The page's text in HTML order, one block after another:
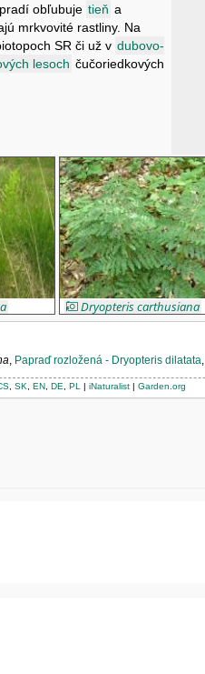
obľubuje tieň a
mrkvovité rastliny. Na
SR či už v dubovo-
lesoch čučoriedkových
Dryopteris carthusiana
, Papraď rozložená - Dryopteris dilatata,
,SK ,EN ,DE ,PL |iNaturalist |Garden.org